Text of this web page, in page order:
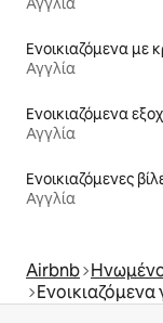
Αγγλία
Ενοικιαζόμενα
Αγγλία
Ενοικιαζόμενες
Αγγλία
Airbnb
Ενοικιαζόμενα